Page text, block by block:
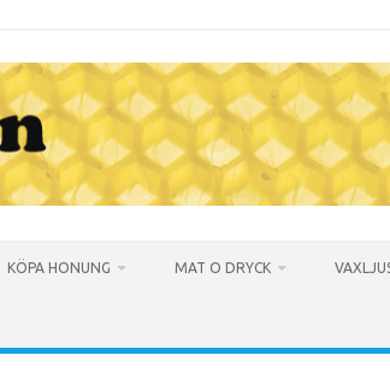
KÖPA HONUNG MAT O DRYCK